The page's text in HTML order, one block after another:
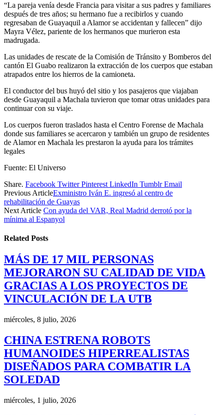
“La pareja venía desde Francia para visitar a sus padres y familiares
después de tres años; su hermano fue a recibirlos y cuando
regresaban de Guayaquil a Alamor se accidentan y fallecen” dijo
Mayra Vélez, pariente de los hermanos que murieron esta
madrugada.
Las unidades de rescate de la Comisión de Tránsito y Bomberos del
cantón El Guabo realizaron la extracción de los cuerpos que estaban
atrapados entre los hierros de la camioneta.
El conductor del bus huyó del sitio y los pasajeros que viajaban
desde Guayaquil a Machala tuvieron que tomar otras unidades para
continuar con su viaje.
Los cuerpos fueron traslados hasta el Centro Forense de Machala
donde sus familiares se acercaron y también un grupo de residentes
de Alamor en Machala les prestaron la ayuda para los trámites
legales
Fuente: El Universo
Share. Facebook Twitter Pinterest LinkedIn Tumblr Email
Previous ArticleExministro Iván E. ingresó al centro de
rehabilitación de Guayas
Next Article Con ayuda del VAR, Real Madrid derrotó por la
mínima al Espanyol
Related Posts
MÁS DE 17 MIL PERSONAS
MEJORARON SU CALIDAD DE VIDA
GRACIAS A LOS PROYECTOS DE
VINCULACIÓN DE LA UTB
miércoles, 8 julio, 2026
CHINA ESTRENA ROBOTS
HUMANOIDES HIPERREALISTAS
DISEÑADOS PARA COMBATIR LA
SOLEDAD
miércoles, 1 julio, 2026